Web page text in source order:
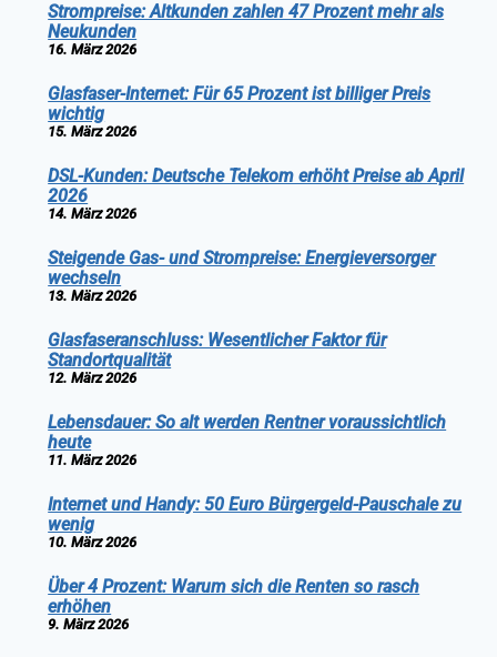
Strompreise: Altkunden zahlen 47 Prozent mehr als
Neukunden
16. März 2026
Glasfaser-Internet: Für 65 Prozent ist billiger Preis
wichtig
15. März 2026
DSL-Kunden: Deutsche Telekom erhöht Preise ab April
2026
14. März 2026
Steigende Gas- und Strompreise: Energieversorger
wechseln
13. März 2026
Glasfaseranschluss: Wesentlicher Faktor für
Standortqualität
12. März 2026
Lebensdauer: So alt werden Rentner voraussichtlich
heute
11. März 2026
Internet und Handy: 50 Euro Bürgergeld-Pauschale zu
wenig
10. März 2026
Über 4 Prozent: Warum sich die Renten so rasch
erhöhen
9. März 2026